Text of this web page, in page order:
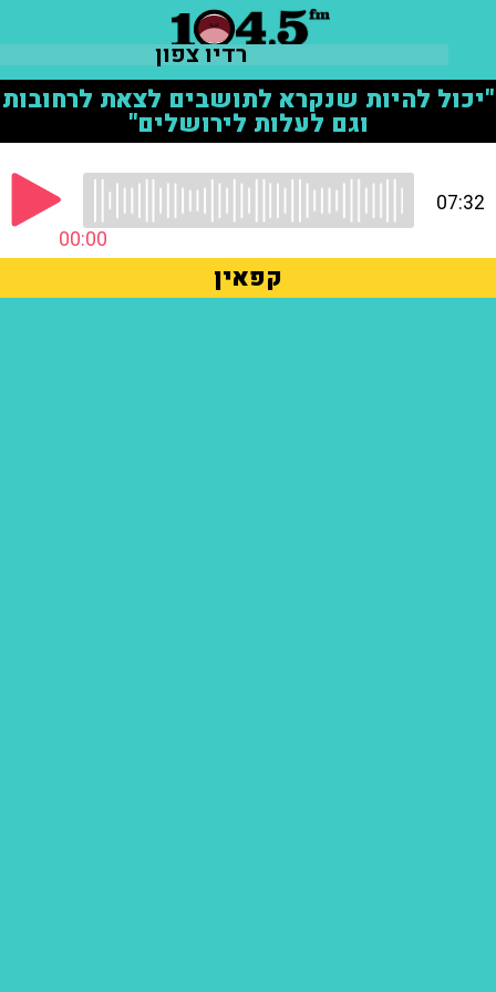
רדיו צפון
"יכול להיות שנקרא לתושבים לצאת לרחובות
וגם לעלות לירושלים"
00:00
07:32
קפאין